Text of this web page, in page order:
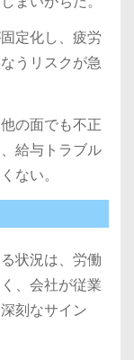
定化し、疲労
うリスクが急
の面でも不正
給与トラブル
ない。
状況は、労働
、会社が従業
刻なサイン